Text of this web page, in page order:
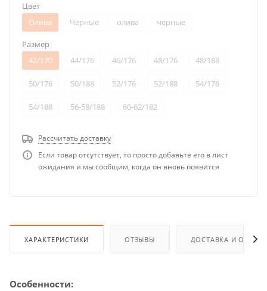
Цвет
Олива
Черные олива черные
Размер
42/170
44/176 46/176 48/176 48/188
50/176 50/188 52/176 52/188 54/176
54/188 56-58/188 60-62/182
Рассчитать доставку
Если товар отсутствует, то просто добавьте его в лист
ожидания и мы сообщим, когда он вновь появится
ХАРАКТЕРИСТИКИ ОТЗЫВЫ ДОСТАВКА И
Особенности: